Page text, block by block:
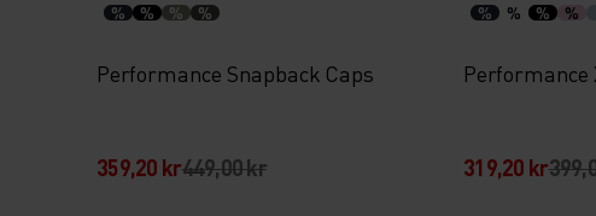
% % % %
Performance Snapback Caps
359,20 kr449,00 kr
% % % %
Performance
319,20 kr